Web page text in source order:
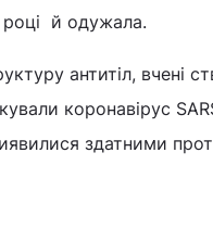
році й одужала.
антитіл, вчені
коронавірус
здатними